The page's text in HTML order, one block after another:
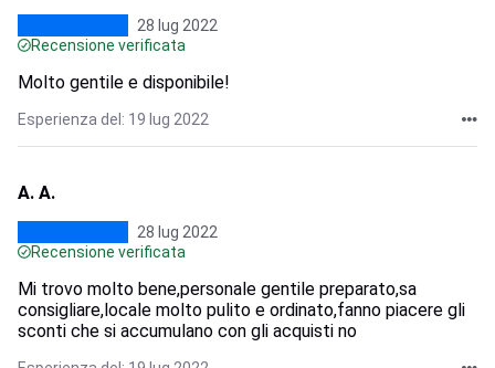
28 lug 2022
Recensione verificata
Molto gentile e disponibile!
Esperienza del: 19 lug 2022
A. A.
28 lug 2022
Recensione verificata
Mi trovo molto bene,personale gentile preparato,sa
consigliare,locale molto pulito e ordinato,fanno piacere gli
sconti che si accumulano con gli acquisti no